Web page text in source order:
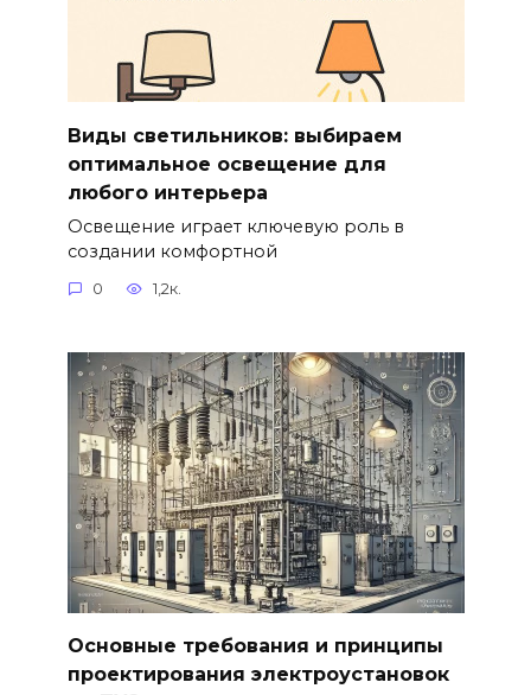
Виды светильников: выбираем
оптимальное освещение для
любого интерьера
Освещение играет ключевую роль в
создании комфортной
0 1,2к.
Основные требования и принципы
проектирования электроустановок